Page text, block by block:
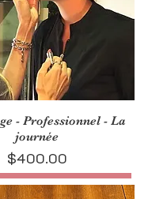
- Professionnel - La
journée
Price
$400.00